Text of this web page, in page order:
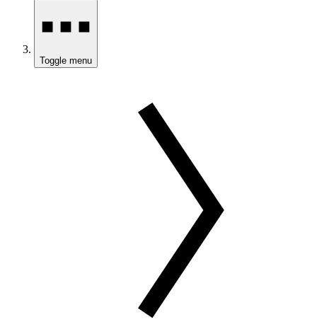
Toggle menu